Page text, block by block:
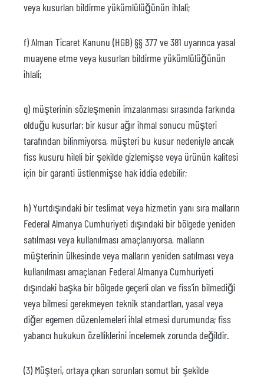
veya kusurları bildirme yükümlülüğünün ihlali;
f) Alman Ticaret Kanunu (HGB) §§ 377 ve 381 uyarınca yasal
muayene etme veya kusurları bildirme yükümlülüğünün
ihlali;
g) müşterinin sözleşmenin imzalanması sırasında farkında
olduğu kusurlar; bir kusur ağır ihmal sonucu müşteri
tarafından bilinmiyorsa, müşteri bu kusur nedeniyle ancak
fiss kusuru hileli bir şekilde gizlemişse veya ürünün kalitesi
için bir garanti üstlenmişse hak iddia edebilir;
h) Yurtdışındaki bir teslimat veya hizmetin yanı sıra malların
Federal Almanya Cumhuriyeti dışındaki bir bölgede yeniden
satılması veya kullanılması amaçlanıyorsa, malların
müşterinin ülkesinde veya malların yeniden satılması veya
kullanılması amaçlanan Federal Almanya Cumhuriyeti
dışındaki başka bir bölgede geçerli olan ve fiss'in bilmediği
veya bilmesi gerekmeyen teknik standartları, yasal veya
diğer egemen düzenlemeleri ihlal etmesi durumunda; fiss
yabancı hukukun özelliklerini incelemek zorunda değildir.
(3) Müşteri, ortaya çıkan sorunları somut bir şekilde